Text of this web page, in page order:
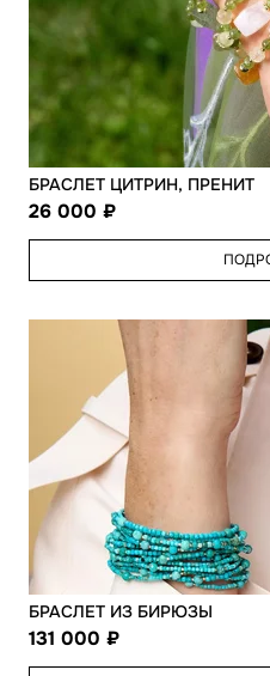
БРАСЛЕТ ЦИТРИН, ПРЕНИТ
26 000
БРАСЛЕТ ИЗ БИРЮЗЫ
131 000